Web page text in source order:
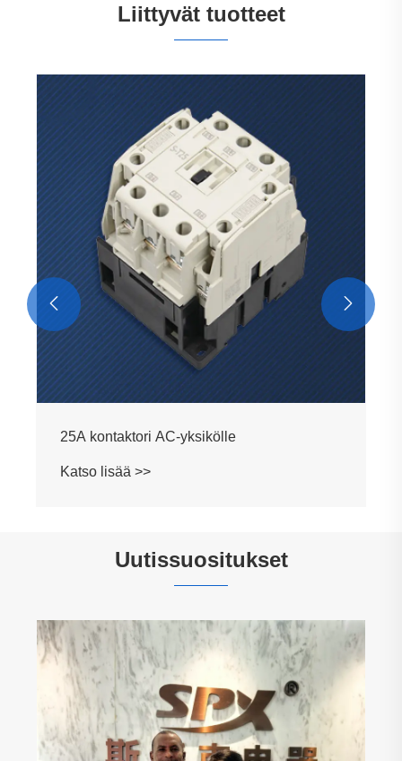
Liittyvät tuotteet
65 A:n kontaktori kantovirtayksikölle
Katso lisää >>
 
Uutissuositukset
Kuinka valita oikea muotoiltu kotelon
katkaisija sovelluksellesi
Katso lisää >>